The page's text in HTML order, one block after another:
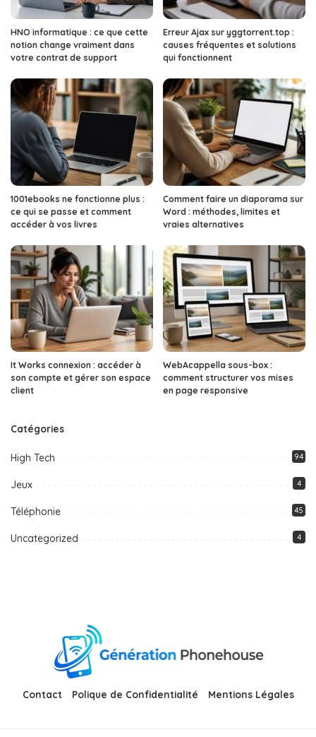
HNO informatique : ce que cette
notion change vraiment dans
votre contrat de support
Erreur Ajax sur yggtorrent.top :
causes fréquentes et solutions
qui fonctionnent
1001ebooks ne fonctionne plus :
ce qui se passe et comment
accéder à vos livres
Comment faire un diaporama sur
Word : méthodes, limites et
vraies alternatives
It Works connexion : accéder à
son compte et gérer son espace
client
WebAcappella sous-box :
comment structurer vos mises
en page responsive
Catégories
High Tech 94
Jeux 4
Téléphonie 45
Uncategorized 4
Contact Polique de Confidentialité Mentions Légales